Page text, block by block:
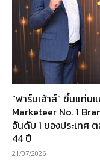
“ฟาร์มเฮ้าส์” ขึ้นแท่น
Marketeer No. 1
อันดับ 1 ของประเทศ
44 ปี
21/07/2026